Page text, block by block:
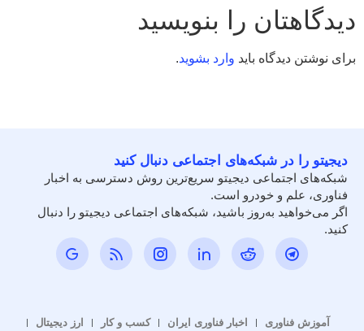
دیدگاهتان را بنویسید
برای نوشتن دیدگاه باید وارد بشوید.
دیجیتو را در شبکه‌های اجتماعی دنبال کنید
شبکه‌های اجتماعی دیجیتو سریع‌ترین روش دسترسی به اخبار
فناوری، علم و خودرو است.
اگر می‌خواهید به‌روز باشید، شبکه‌های اجتماعی دیجیتو را دنبال
کنید.
آموزش فناوری اخبار فناوری ایران کسب و کار
ارز دیجیتال